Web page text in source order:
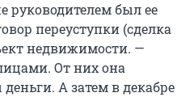
руководителем был ее
переуступки (сделка
недвижимости. —
От них она
А затем в декабре